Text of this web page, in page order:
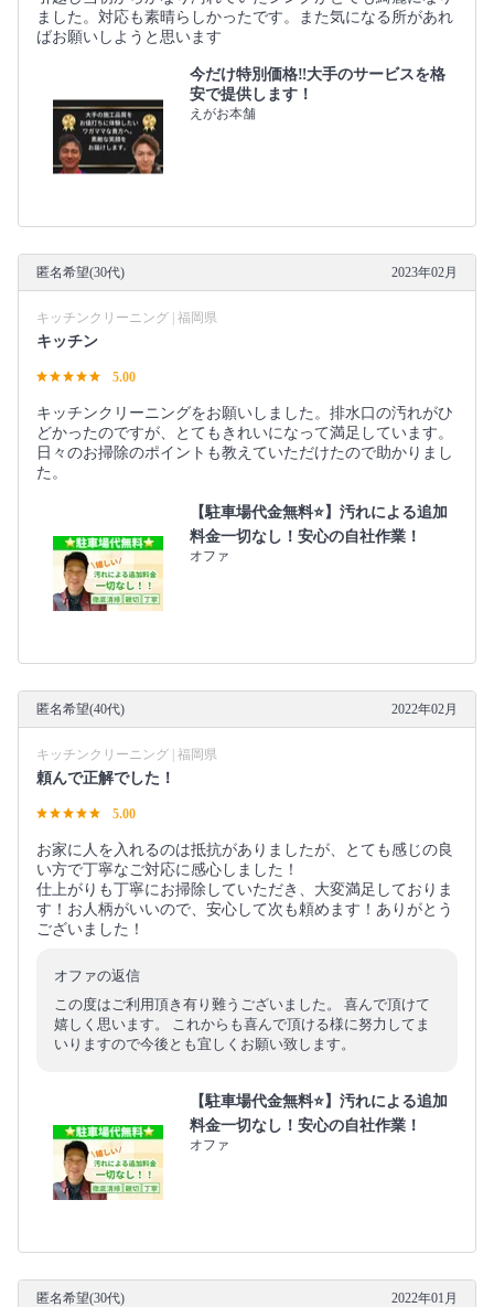
ました。対応も素晴らしかったです。また気になる所があれ
ばお願いしようと思います
今だけ特別価格‼️大手のサービスを格
安で提供します！
えがお本舗
匿名希望(30代) 2023年02月
キッチンクリーニング | 福岡県
キッチン
5.00
キッチンクリーニングをお願いしました。排水口の汚れがひ
どかったのですが、とてもきれいになって満足しています。
日々のお掃除のポイントも教えていただけたので助かりまし
た。
【駐車場代金無料⭐️】汚れによる追加
料金一切なし！安心の自社作業！
オファ
匿名希望(40代) 2022年02月
キッチンクリーニング | 福岡県
頼んで正解でした！
5.00
お家に人を入れるのは抵抗がありましたが、とても感じの良
い方で丁寧なご対応に感心しました！
仕上がりも丁寧にお掃除していただき、大変満足しておりま
す！お人柄がいいので、安心して次も頼めます！ありがとう
ございました！
オファの返信
この度はご利用頂き有り難うございました。 喜んで頂けて
嬉しく思います。 これからも喜んで頂ける様に努力してま
いりますので今後とも宜しくお願い致します。
【駐車場代金無料⭐️】汚れによる追加
料金一切なし！安心の自社作業！
オファ
匿名希望(30代) 2022年01月